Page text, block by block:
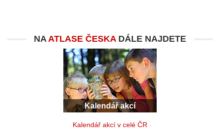
NAATLASE ČESKADÁLE NAJDETE
Kalendář akcí
Kalendář akcí v celé ČR